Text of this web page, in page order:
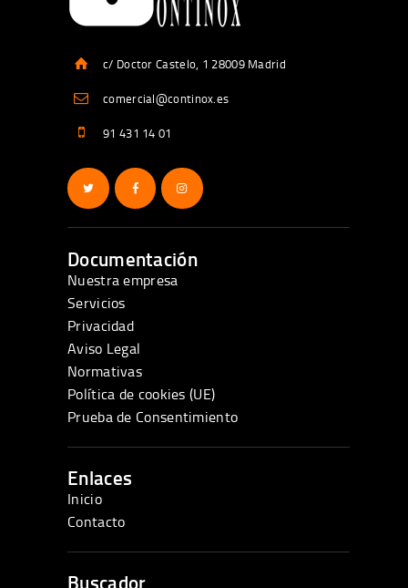
c/ Doctor Castelo, 1 28009 Madrid
comercial@continox.es
91 431 14 01
Documentación
Nuestra empresa
Servicios
Privacidad
Aviso Legal
Normativas
Política de cookies (UE)
Prueba de Consentimiento
Enlaces
Inicio
Contacto
Buscador